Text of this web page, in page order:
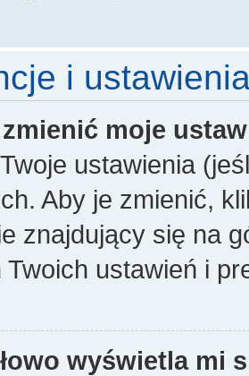
i
moje
ustawienia
Aby je zmienić,
znajdujący się na
ustawień i
wyświetla mi